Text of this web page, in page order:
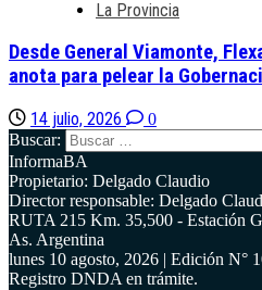
La Provincia
Desde General Viamonte,
anota para pelear la
14 julio, 2026
0
Buscar:
InformaBA
Propietario: Delgado Claudio
Director responsable: Delgado
RUTA 215 Km. 35,500 - Estación
As. Argentina
lunes 10 agosto, 2026 | Edición N°
Registro DNDA en trámite.